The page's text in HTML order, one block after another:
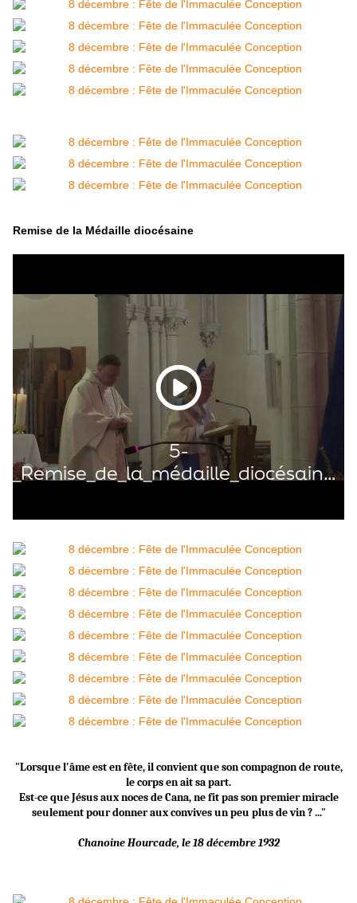
Remise de la Médaille diocésaine
"Lorsque l'âme est en fête, il convient que son compagnon de route,
le corps en ait sa part.
Est-ce que Jésus aux noces de Cana, ne fit pas son premier miracle
seulement pour donner aux convives un peu plus de vin ? ..."
Chanoine Hourcade, le 18 décembre 1932